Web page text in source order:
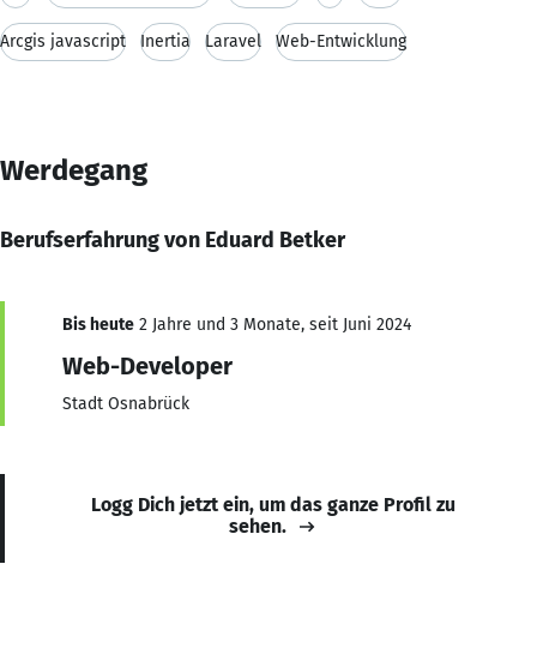
Arcgis javascript Inertia Laravel Web-Entwicklung
Werdegang
Berufserfahrung von Eduard Betker
Bis heute 2 Jahre und 3 Monate, seit Juni 2024
Web-Developer
Stadt Osnabrück
Logg Dich jetzt ein, um das ganze Profil zu
sehen.